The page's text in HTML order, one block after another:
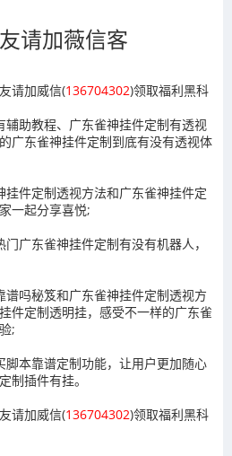
请加薇信客
请加威信(136704302)领取福利黑科
辅助教程、广东雀神挂件定制有透视
广东雀神挂件定制到底有没有透视体
件定制透视方法和广东雀神挂件定
一起分享喜悦;
广东雀神挂件定制有没有机器人，
吗秘笈和广东雀神挂件定制透视方
件定制透明挂，感受不一样的广东雀
;
脚本靠谱定制功能，让用户更加随心
制插件有挂。
请加威信(136704302)领取福利黑科